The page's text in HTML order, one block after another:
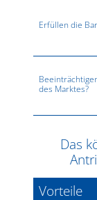
Erfüllen die
des Marktes?
Das
Vorteile